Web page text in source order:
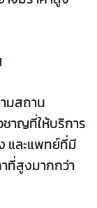
มสถาน
าญที่ให้บริการ
และแพทย์ที่มี
ที่สูงมากกว่า